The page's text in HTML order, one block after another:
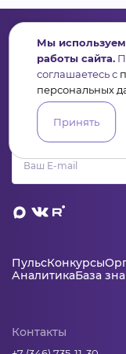
Сервис для
и социальных
Подпишись на
ПульсКонкурсы
АналитикаБаза
Контакты
Мы
работы сайта.
соглашаетесь с
персональных
Принять